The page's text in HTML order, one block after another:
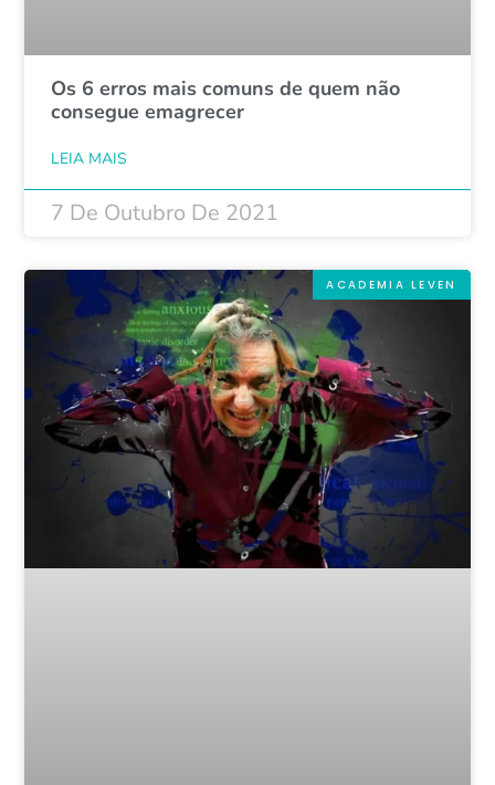
Os 6 erros mais comuns de quem não
consegue emagrecer
LEIA MAIS
7 De Outubro De 2021
ACADEMIA LEVEN